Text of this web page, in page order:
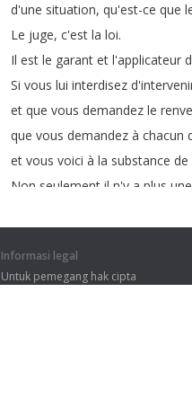
d'une situation, qu'est-ce que
Le juge, c'est la loi.
Il est le garant et l'applicateur
Si vous lui interdisez
et que vous demandez le
que vous demandez à chacun
et vous voici à la substance de
Non seulement il n'y a plus une
Informasi legal
Untuk pemegang hak cipta